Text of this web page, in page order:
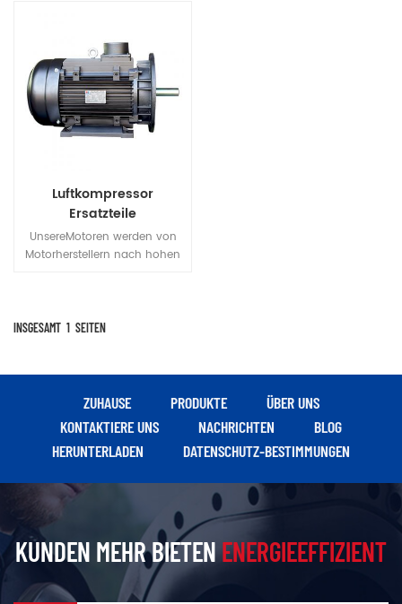
Luftkompressor
Ersatzteile
energieeffizienter Motor
UnsereMotoren werden von
Motorherstellern nach hohen
sind zuverlässig und
Schutzstufen und unser
Unternehmen alle
dem Schutzniveau als
Standardkonfiguration des
INSGESAMT 1 SEITEN
ZUHAUSE PRODUKTE
ÜBER UNS
KONTAKTIERE UNS
NACHRICHTEN
BLOG
HERUNTERLADEN
DATENSCHUTZ-BESTIMMUNGEN
KUNDEN MEHR BIETENENERGIEEFFIZIENT